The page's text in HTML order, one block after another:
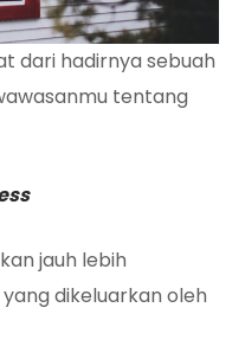
dari hadirnya sebuah
tentang
jauh lebih
dikeluarkan oleh